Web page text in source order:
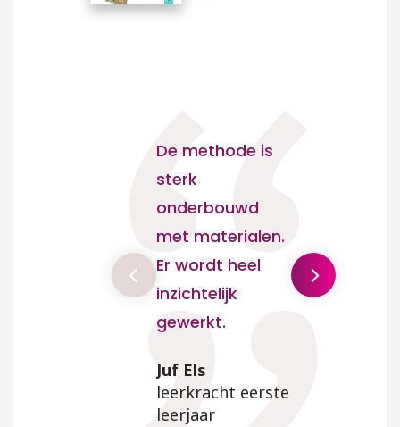
De methode is
sterk
onderbouwd
met materialen.
Er wordt heel
inzichtelijk
gewerkt.
Juf Els
leerkracht eerste
leerjaar
waarin je tof